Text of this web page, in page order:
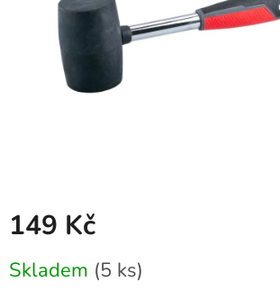
149 Kč
cena:
Skladem (5 ks)